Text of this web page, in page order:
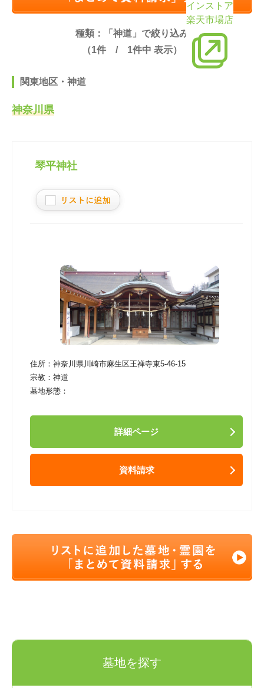
インストア
楽天市場店
種類：「神道」で絞り込み
（1件 / 1件中 表示）
関東地区・神道
神奈川県
琴平神社
住所： 神奈川県川崎市麻生区王禅寺東5-46-15
宗教： 神道
墓地形態：
詳細ページ
資料請求
墓地を探す